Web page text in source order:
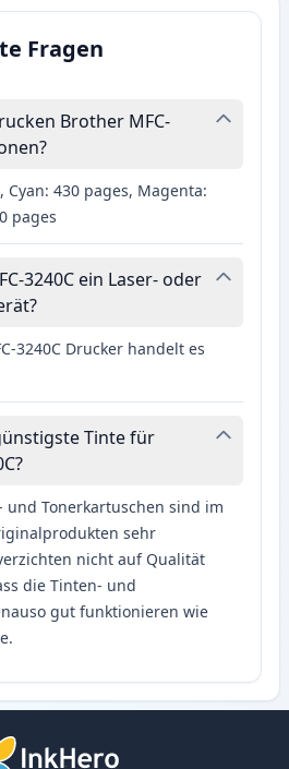
Fragen
Brother MFC-
Cyan: 430 pages, Magenta:
pages
3240C ein Laser- oder
3240C Drucker handelt es
Tinte für
und Tonerkartuschen sind im
sehr
nicht auf Qualität
die Tinten- und
gut funktionieren wie